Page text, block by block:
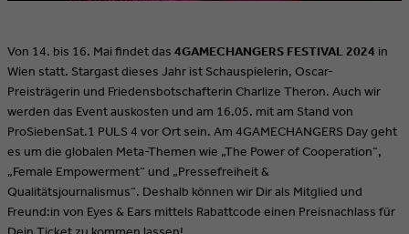
Von 14. bis 16. Mai findet das 4GAMECHANGERS FESTIVAL 2024 in
Wien statt. Stargast dieses Jahr ist Schauspielerin, Oscar-
Preisträgerin und Friedensbotschafterin Charlize Theron. Auch wir
werden das Event auskosten und am 16.05. mit am Stand von
ProSiebenSat.1 PULS 4 vor Ort sein. Am 4GAMECHANGERS Day geht
es um die globalen Meta-Themen wie „The Power of Cooperation“,
„Female Empowerment“ und „Pressefreiheit &
Qualitätsjournalismus“. Deshalb können wir Dir als Mitglied und
Freund:in von Eyes & Ears mittels Rabattcode einen Preisnachlass für